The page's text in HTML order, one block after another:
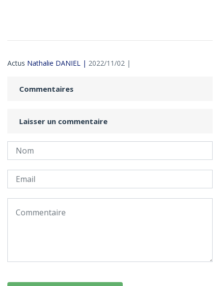
Actus Nathalie DANIEL | 2022/11/02 |
Commentaires
Laisser un commentaire